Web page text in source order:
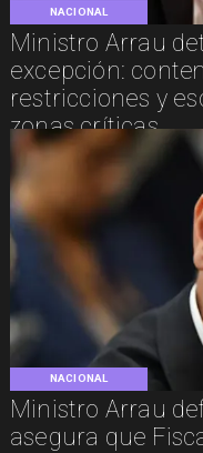
NACIONAL
Ministro Arrau
excepción:
restricciones y
zonas críticas
NACIONAL
Ministro Arrau
asegura que